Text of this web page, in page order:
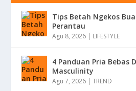
Tips Betah Ngekos
Perantau
Agu 8, 2026 | LIFESTYLE
4 Panduan Pria Bebas
Masculinity
Agu 7, 2026 |TREND